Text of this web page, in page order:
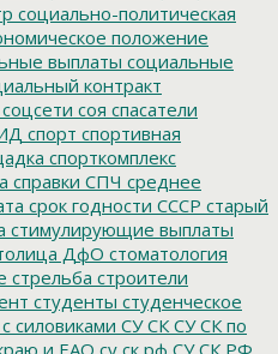
социально-политическая
положение
выплаты социальные
контракт
соцсети соя спасатели
спорт спортивная
спорткомплекс
справки СПЧ среднее
срок годности СССР старый
стимулирующие выплаты
ДфО стоматология
стрельба строители
студенты студенческое
силовиками СУ СК СУ СК по
и ЕАО су ск рф СУ СК РФ